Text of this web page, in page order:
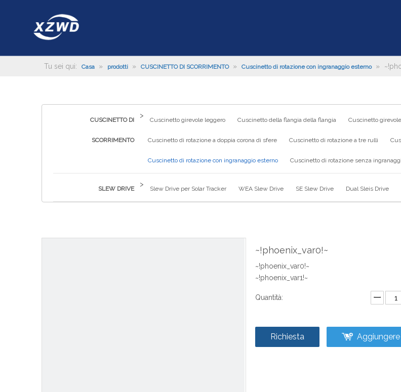
Tu sei qui: Casa » prodotti » CUSCINETTO DI SCORRIMENTO » Cuscinetto di rotazione con ingranaggio esterno »
CUSCINETTO DI
SCORRIMENTO
>
Cuscinetto girevole leggero Cuscinetto della flangia della flangia Cuscinetto
Cuscinetto di rotazione a doppia corona di sfere Cuscinetto di rotazione a tre rulli
Cuscinetto di rotazione con ingranaggio esterno Cuscinetto di rotazione senza
SLEW DRIVE
>
Slew Drive per Solar Tracker WEA Slew Drive SE Slew Drive Dual Sleis Drive
~!phoenix_var0!~
~!phoenix_var0!~
~!phoenix_var1!~
Quantità:
Richiesta